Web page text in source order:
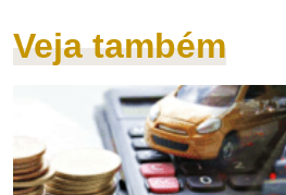
Veja também